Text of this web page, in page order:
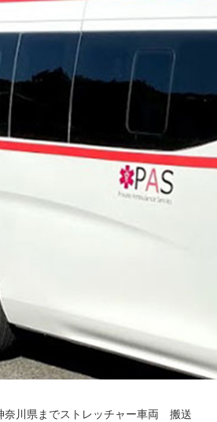
奈川県までストレッチャー車両 搬送